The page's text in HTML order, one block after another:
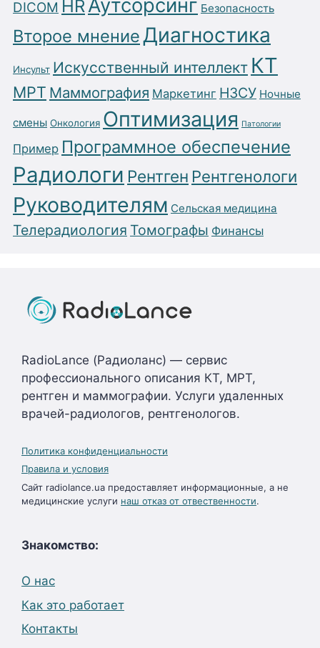
DICOM HR Безопасность
Второе мнениеДиагностика
Инсульт Искусственный интеллект КТ
МРТ Маммография Маркетинг НЗСУ Ночные
смены Онкология Оптимизация Патологии
Пример Программное обеспечение
Радиологи Рентген Рентгенологи
Руководителям Сельская медицина
Телерадиология Томографы Финансы
RadioLance (Радиоланс) — сервис
профессионального описания КТ, МРТ,
рентген и маммографии. Услуги удаленных
врачей-радиологов, рентгенологов.
Политика конфиденциальности
Правила и условия
Сайт radiolance.ua предоставляет информационные, а не
медицинские услуги наш отказ от отвественности.
Знакомство:
О нас
Как это работает
Контакты